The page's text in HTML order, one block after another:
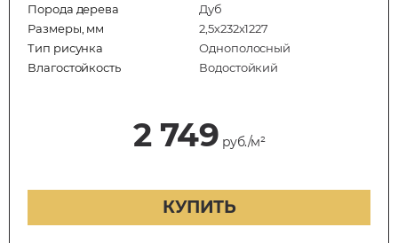
Порода дерева
Дуб
Размеры, мм
2,5х232х1227
Тип рисунка
Однополосный
Влагостойкость
Водостойкий
2 749 руб./м²
КУПИТЬ